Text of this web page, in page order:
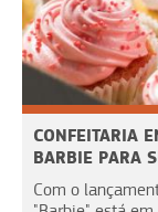
CONFEITARIA
BARBIE PARA
Com o